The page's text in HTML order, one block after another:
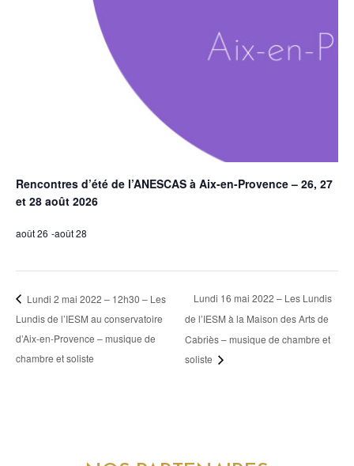
Rencontres d’été de l’ANESCAS à Aix-en-Provence – 26, 27
et 28 août 2026
août 26 -août 28
Lundi 2 mai 2022 – 12h30 – Les
Lundis de l’IESM au conservatoire
d’Aix-en-Provence – musique de
chambre et soliste
Lundi 16 mai 2022 – Les Lundis
de l’IESM à la Maison des Arts de
Cabriès – musique de chambre et
soliste